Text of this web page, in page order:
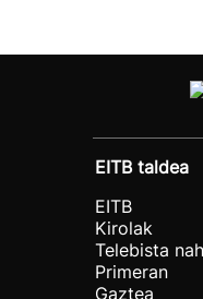
EITB taldea
EITB
Kirolak
Telebista
Primeran
Gaztea